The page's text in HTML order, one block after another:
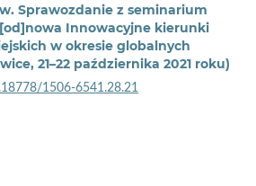
Sprawozdanie z seminarium
Innowacyjne kierunki
w okresie globalnych
21–22 października 2021 roku)
1506-6541.28.21